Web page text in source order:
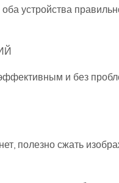
устройства
и без
полезно сжать